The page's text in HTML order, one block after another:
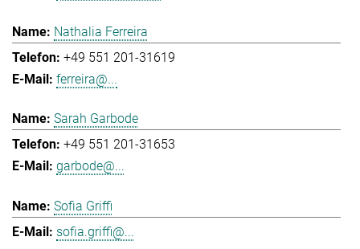
Nathalia Ferreira
+49 551 201-31619
ferreira@...
Sarah Garbode
+49 551 201-31653
garbode@...
Sofia Griffi
sofia.griffi@...